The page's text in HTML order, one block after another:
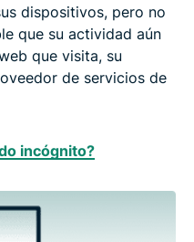
dispositivos, pero no
que su actividad aún
que visita, su
de servicios de
incógnito?